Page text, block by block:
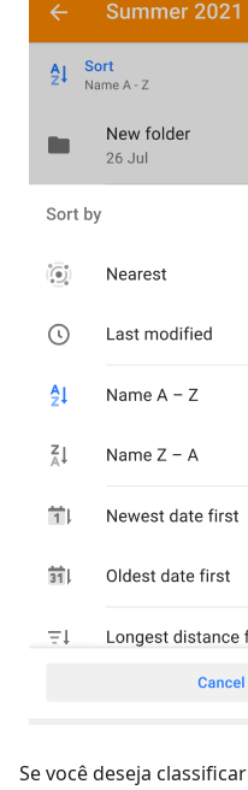
Se você deseja classificar